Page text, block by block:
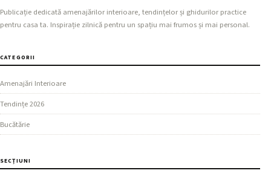
Publicație dedicată amenajărilor interioare, tendințelor și ghidurilor practice
pentru casa ta. Inspirație zilnică pentru un spațiu mai frumos și mai personal.
CATEGORII
Amenajări Interioare
Tendințe 2026
Bucătărie
SECȚIUNI